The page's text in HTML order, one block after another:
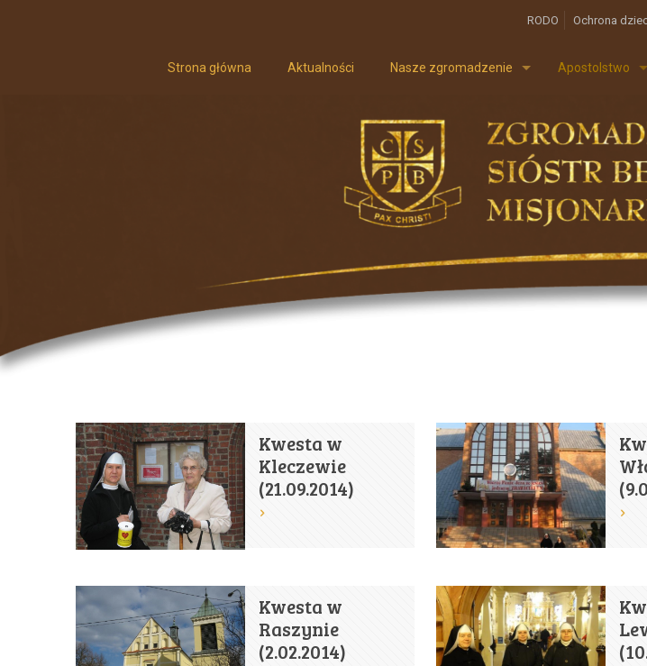
RODO Ochrona
Strona główna Aktualności Nasze zgromadzenie Apostolstwo
Kwesta w
Kleczewie
(21.09.2014)
Kwesta w
Raszynie
(2.02.2014)